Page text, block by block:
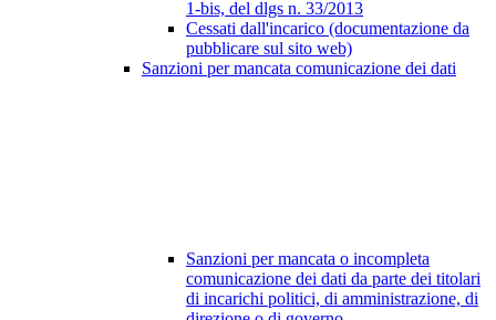
1-bis, del dlgs n. 33/2013
Cessati dall'incarico (documentazione da
pubblicare sul sito web)
Sanzioni per mancata comunicazione dei dati
Sanzioni per mancata o incompleta
comunicazione dei dati da parte dei titolari
di incarichi politici, di amministrazione, di